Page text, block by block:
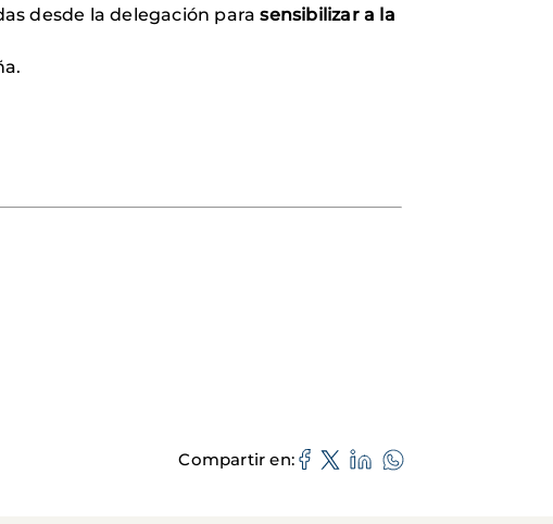
desde la delegación parasensibilizar a la
Compartir en